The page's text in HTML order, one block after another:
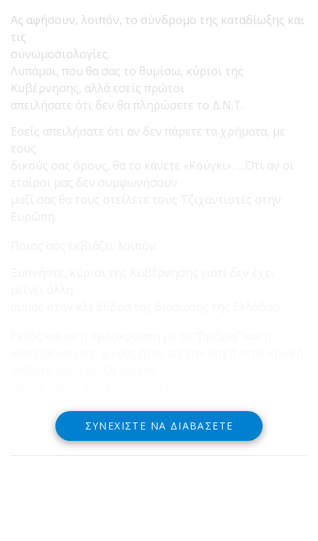
Ας αφήσουν, λοιπόν, το σύνδρομο της καταδίωξης και
τις
συνωμοσιολογίες.
Λυπάμαι, που θα σας το θυμίσω, κύριοι της
Κυβέρνησης, αλλά εσείς πρώτοι
απειλήσατε ότι δεν θα πληρώσετε το Δ.Ν.Τ.
Εσείς απειλήσατε ότι αν δεν πάρετε τα χρήματα, με
τους
δικούς σας όρους, θα το κάνετε «Κούγκι». …Ότι αν οι
εταίροι μας δεν συμφωνήσουν
ΣΥΝΕΧΊΣΤΕ ΝΑ ΔΙΑΒΆΣΕΤΕ